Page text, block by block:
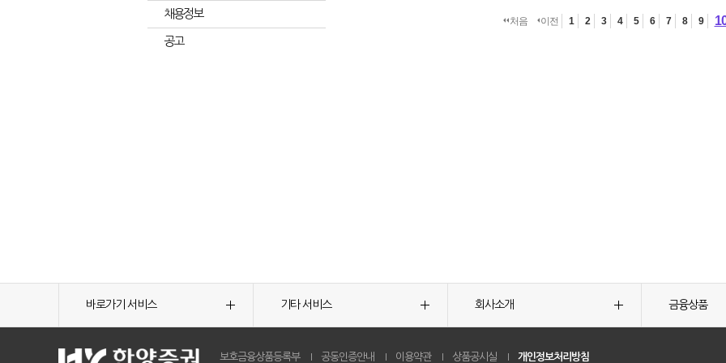
채용정보
공고
처음 이전 1 2 3 4 5 6 7 8 9
바로가기 서비스 기타 서비스 회사소개 금융상품
보호금융상품등록부 공동인증안내 이용약관 상품공시실 개인정보처리방침